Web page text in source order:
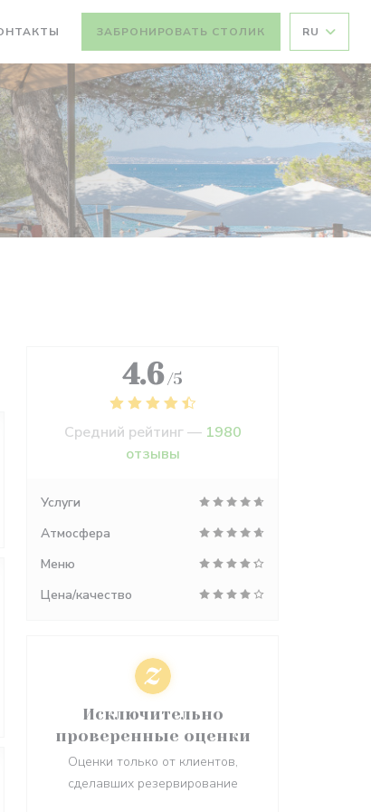
ЗАБРОНИРОВАТЬ СТОЛИК RU
4.6 /5
Средний рейтинг — 1980
отзывы
Услуги
Атмосфера
Меню
Цена/качество
Исключительно
проверенные оценки
Оценки только от клиентов,
сделавших резервирование